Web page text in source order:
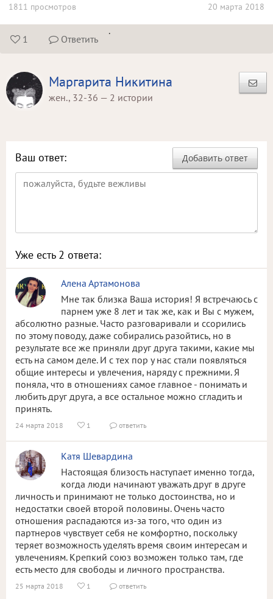
20 марта 2018
1811 просмотров
 1  Ответить
.
Маргарита Никитина
жен., 32-36 — 2 истории
Добавить ответ
Ваш ответ:
Уже есть 2 ответа:
Алена Артамонова
Мне так близка Ваша история! Я встречаюсь с
парнем уже 8 лет и так же, как и Вы с мужем,
абсолютно разные. Часто разговаривали и ссорились
по этому поводу, даже собирались разойтись, но в
результате все же приняли друг друга такими, какие мы
есть на самом деле. И с тех пор у нас стали появляться
общие интересы и увлечения, наряду с прежними. Я
поняла, что в отношениях самое главное - понимать и
любить друг друга, а все остальное можно сгладить и
принять.
24 марта 2018  1  ответить
Катя Шевардина
Настоящая близость наступает именно тогда,
когда люди начинают уважать друг в друге
личность и принимают не только достоинства, но и
недостатки своей второй половины. Очень часто
отношения распадаются из-за того, что один из
партнеров чувствует себя не комфортно, поскольку
теряет возможность уделять время своим интересам и
увлечениям. Крепкий союз возможен только там, где
есть место для свободы и личного пространства.
25 марта 2018  1  ответить